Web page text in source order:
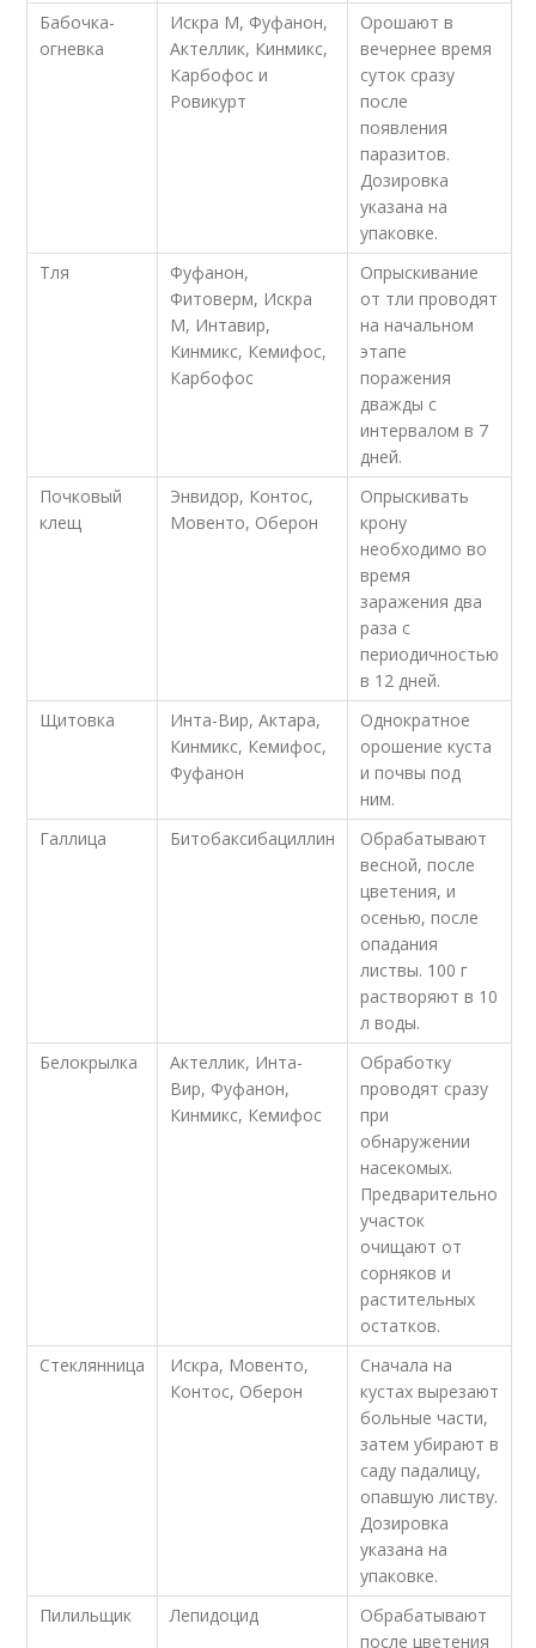
Бабочка-
огневка
Искра М, Фуфанон,
Актеллик, Кинмикс,
Карбофос и
Ровикурт
Орошают в
вечернее время
суток сразу
после
появления
паразитов.
Дозировка
указана на
упаковке.
Тля
Фуфанон,
Фитоверм, Искра
М, Интавир,
Кинмикс, Кемифос,
Карбофос
Опрыскивание
от тли проводят
на начальном
этапе
поражения
дважды с
интервалом в 7
дней.
Почковый
клещ
Энвидор, Контос,
Мовенто, Оберон
Опрыскивать
крону
необходимо во
время
заражения два
раза с
периодичностью
в 12 дней.
Щитовка
Инта-Вир, Актара,
Кинмикс, Кемифос,
Фуфанон
Однократное
орошение куста
и почвы под
ним.
Галлица
Битобаксибациллин
Обрабатывают
весной, после
цветения, и
осенью, после
опадания
листвы. 100 г
растворяют в 10
л воды.
Белокрылка
Актеллик, Инта-
Вир, Фуфанон,
Кинмикс, Кемифос
Обработку
проводят сразу
при
обнаружении
насекомых.
Предварительно
участок
очищают от
сорняков и
растительных
остатков.
Стеклянница
Искра, Мовенто,
Контос, Оберон
Сначала на
кустах вырезают
больные части,
затем убирают в
саду падалицу,
опавшую листву.
Дозировка
указана на
упаковке.
Пилильщик
Лепидоцид
Обрабатывают
после цветения